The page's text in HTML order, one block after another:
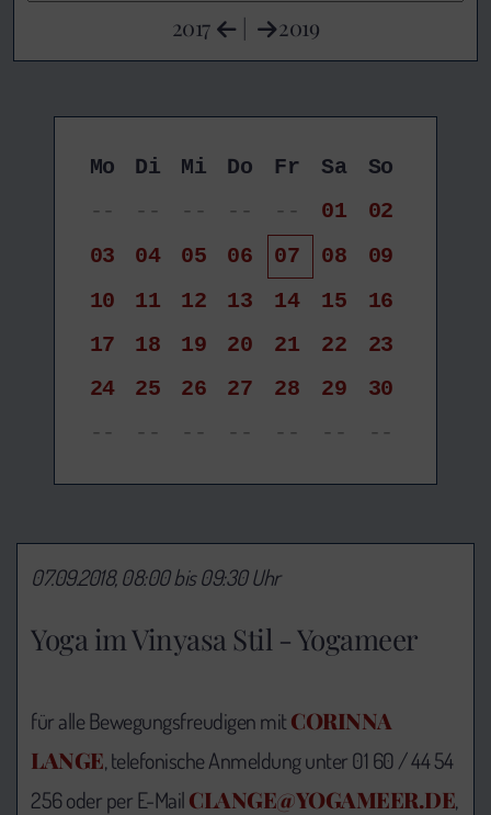
2017 | 2019
Mo Di Mi Do Fr Sa
So
--
-- -- -- -- 01
02
03
04 05 06 07 08
09
10
11 12 13 14 15
16
17
18 19 20 21 22
23
24
25 26 27 28 29
30
--
-- -- -- -- -- --
Yoga im Vinyasa Stil - Yogameer
07.09.2018, 08:00 bis 09:30 Uhr
für alle Bewegungsfreudigen mitCORINNA
LANGE, telefonische Anmeldung unter 01 60 / 44 54
256 oder per E-MailCLANGE@YOGAMEER.DE,